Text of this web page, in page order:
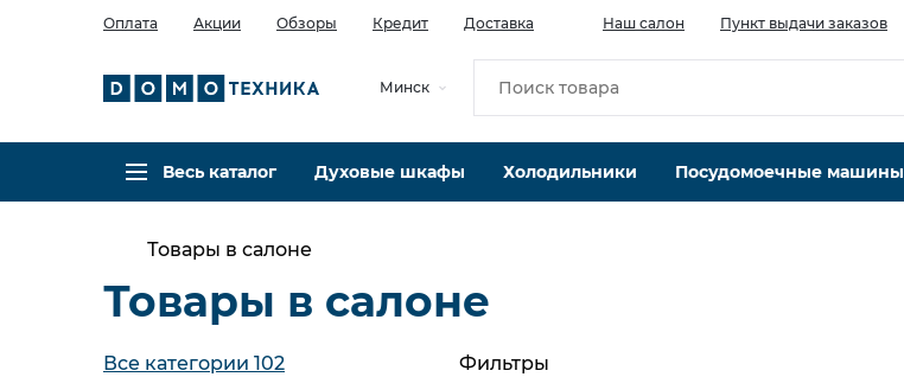
Оплата Акции Обзоры Кредит Доставка Наш салон Пункт выдачи заказов
Минск
Весь каталог Духовые шкафы Холодильники Посудомоечные машины
Товары в салоне
Товары в салоне
Все категории 102
Фильтры